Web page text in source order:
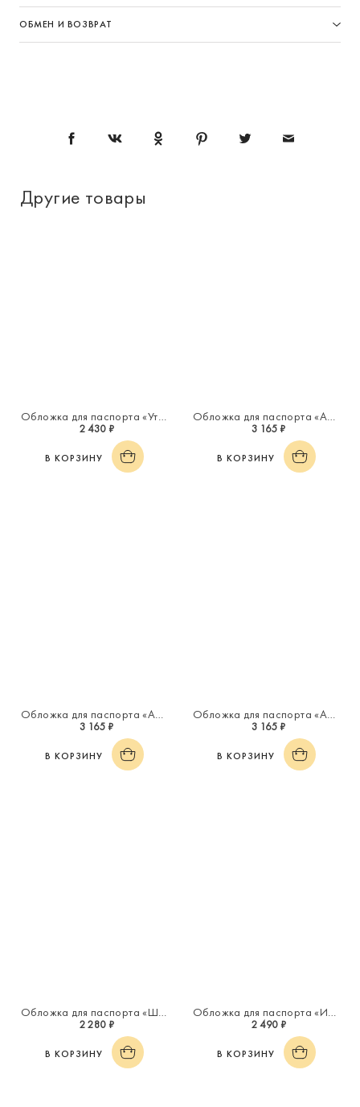
ОБМЕН И ВОЗВРАТ
Другие товары
Обложка для паспорта «Утро»
2 430 ₽
В КОРЗИНУ
Обложка для паспорта «Астрид»
3 165 ₽
В КОРЗИНУ
Обложка для паспорта «Астрид»
3 165 ₽
В КОРЗИНУ
Обложка для паспорта «Астрид»
3 165 ₽
В КОРЗИНУ
Обложка для паспорта «Шарм»
2 280 ₽
В КОРЗИНУ
Обложка для паспорта «Инициал "Я"»
2 490 ₽
В КОРЗИНУ